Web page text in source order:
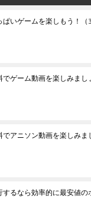
ぱいゲームを楽しもう！
でゲーム動画を楽しみまし
でアニソン動画を楽しみま
するなら効率的に最安値の